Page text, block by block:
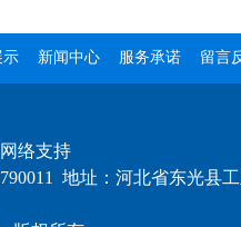
示 新闻中心 服务承诺 留言
络支持
地址：河北省东光县